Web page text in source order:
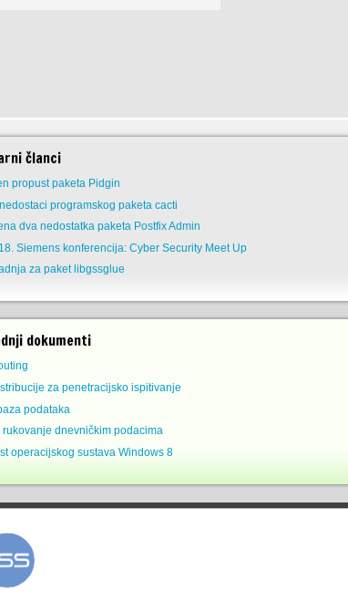
članci
propust paketa Pidgin
programskog paketa cacti
dva nedostatka paketa Postfix Admin
Siemens konferencija: Cyber Security Meet Up
za paket libgssglue
dokumenti
za penetracijsko ispitivanje
podataka
rukovanje dnevničkim podacima
operacijskog sustava Windows 8